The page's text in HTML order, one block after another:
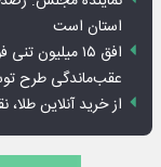
استان است
عقب‌ماندگی طرح
از خرید آنلاین